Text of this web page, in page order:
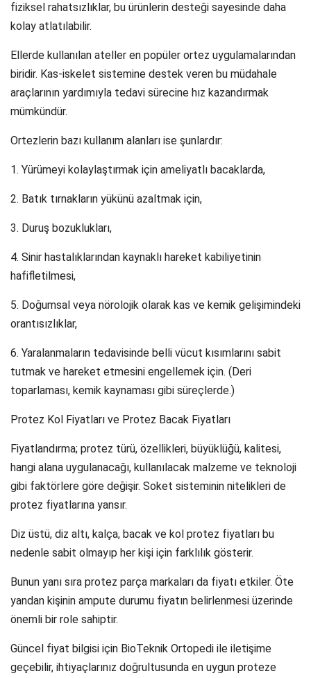
fiziksel rahatsızlıklar, bu ürünlerin desteği sayesinde daha
kolay atlatılabilir.
Ellerde kullanılan ateller en popüler ortez uygulamalarından
biridir. Kas-iskelet sistemine destek veren bu müdahale
araçlarının yardımıyla tedavi sürecine hız kazandırmak
mümkündür.
Ortezlerin bazı kullanım alanları ise şunlardır:
1. Yürümeyi kolaylaştırmak için ameliyatlı bacaklarda,
2. Batık tırnakların yükünü azaltmak için,
3. Duruş bozuklukları,
4. Sinir hastalıklarından kaynaklı hareket kabiliyetinin
hafifletilmesi,
5. Doğumsal veya nörolojik olarak kas ve kemik gelişimindeki
orantısızlıklar,
6. Yaralanmaların tedavisinde belli vücut kısımlarını sabit
tutmak ve hareket etmesini engellemek için. (Deri
toparlaması, kemik kaynaması gibi süreçlerde.)
Protez Kol Fiyatları ve Protez Bacak Fiyatları
Fiyatlandırma; protez türü, özellikleri, büyüklüğü, kalitesi,
hangi alana uygulanacağı, kullanılacak malzeme ve teknoloji
gibi faktörlere göre değişir. Soket sisteminin nitelikleri de
protez fiyatlarına yansır.
Diz üstü, diz altı, kalça, bacak ve kol protez fiyatları bu
nedenle sabit olmayıp her kişi için farklılık gösterir.
Bunun yanı sıra protez parça markaları da fiyatı etkiler. Öte
yandan kişinin ampute durumu fiyatın belirlenmesi üzerinde
önemli bir role sahiptir.
Güncel fiyat bilgisi için BioTeknik Ortopedi ile iletişime
geçebilir, ihtiyaçlarınız doğrultusunda en uygun proteze